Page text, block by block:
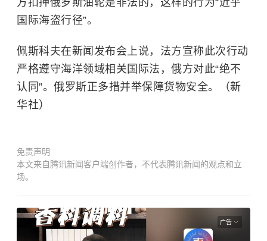
方扣押俄罗斯油轮是非法的，这样的行为“近乎
国际海盗行径”。
佩斯科夫在新闻发布会上说，法方宣称此次行动
严格遵守海洋领域相关国际法，俄方对此“绝不
认同”。俄罗斯正多措并举保障货物安全。（新
华社）
免责声明
本文来自腾讯新闻客户端创作者，不代表腾讯新闻的观点和立
场。
广告